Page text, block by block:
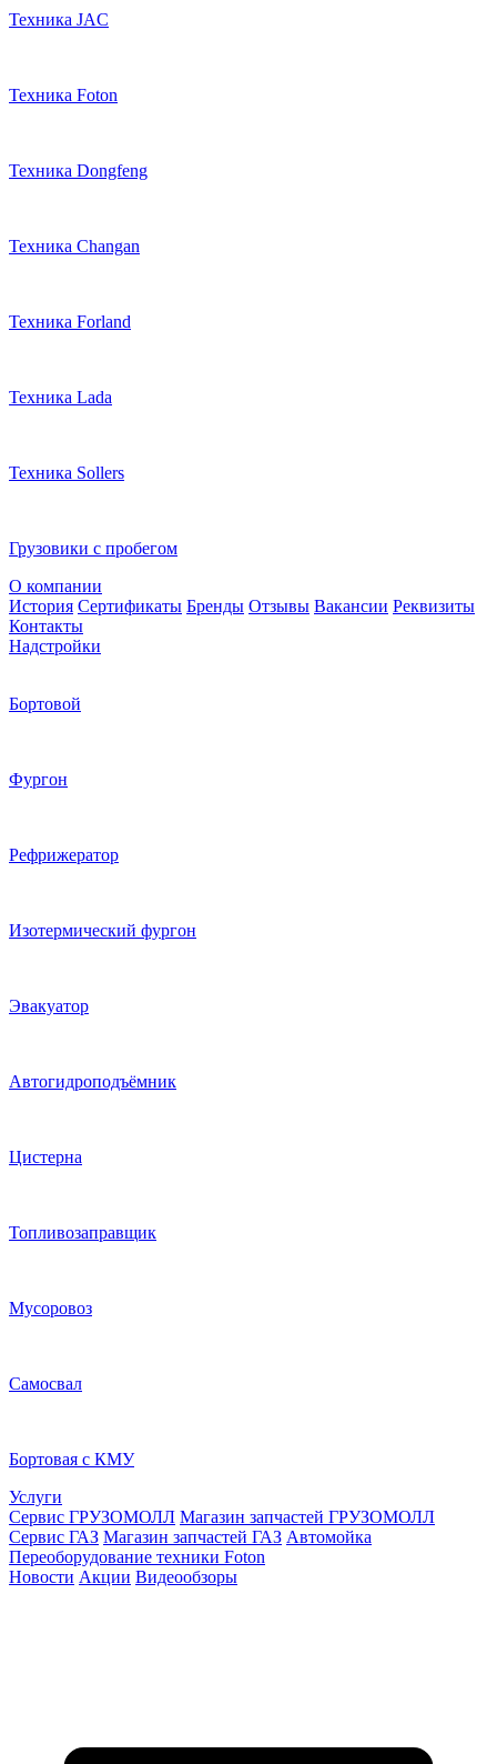
Техника JAC
Техника Foton
Техника Dongfeng
Техника Changan
Техника Forland
Техника Lada
Техника Sollers
Грузовики с пробегом
О компании
История Сертификаты Бренды Отзывы Вакансии Реквизиты
Контакты
Надстройки
Бортовой
Фургон
Рефрижератор
Изотермический фургон
Эвакуатор
Автогидроподъёмник
Цистерна
Топливозаправщик
Мусоровоз
Самосвал
Бортовая с КМУ
Услуги
Сервис ГРУЗОМОЛЛ Магазин запчастей ГРУЗОМОЛЛ
Сервис ГАЗ Магазин запчастей ГАЗ Автомойка
Переоборудование техники Foton
Новости Акции Видеообзоры